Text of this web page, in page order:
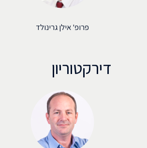
פרופ' אילן גרינולד
דירקטוריון